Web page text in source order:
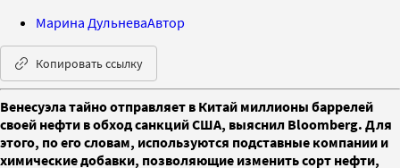
Марина ДульневаАвтор
Копировать ссылку
Венесуэла тайно отправляет в Китай миллионы баррелей
своей нефти в обход санкций США, выяснил Bloomberg. Для
этого, по его словам, используются подставные компании и
химические добавки, позволяющие изменить сорт нефти,